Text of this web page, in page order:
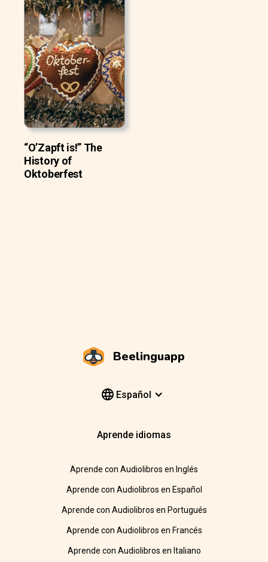
“O’Zapft is!” The
History of
Oktoberfest
Beelinguapp
Español
Aprende idiomas
Aprende con Audiolibros en Inglés
Aprende con Audiolibros en Español
Aprende con Audiolibros en Portugués
Aprende con Audiolibros en Francés
Aprende con Audiolibros en Italiano